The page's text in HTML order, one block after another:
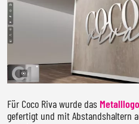
Für Coco Riva wurde das Metalllogo
gefertigt und mit Abstandshaltern